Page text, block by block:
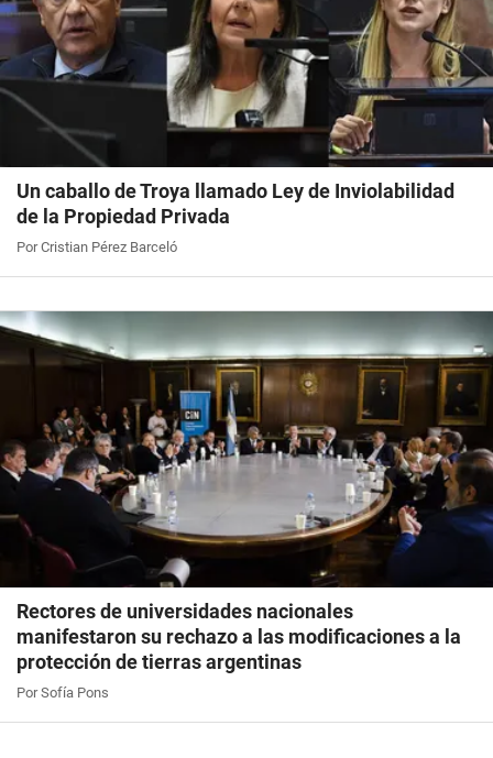
Un caballo de Troya llamado Ley de Inviolabilidad
de la Propiedad Privada
Por Cristian Pérez Barceló
Rectores de universidades nacionales
manifestaron su rechazo a las modificaciones a la
protección de tierras argentinas
Por Sofía Pons